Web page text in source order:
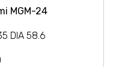
MGM-24
DIA 58.6